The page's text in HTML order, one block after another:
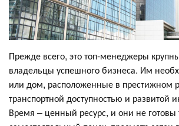
Прежде всего, это топ-менеджеры
владельцы успешного бизнеса. Им
или дом, расположенные в престижном
транспортной доступностью и развитой
Время – ценный ресурс, и они не готовы